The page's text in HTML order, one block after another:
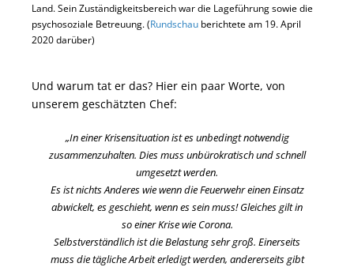
Land. Sein Zuständigkeitsbereich war die Lageführung sowie die
psychosoziale Betreuung. (Rundschau berichtete am 19. April
2020 darüber)
Und warum tat er das? Hier ein paar Worte, von
unserem geschätzten Chef:
„In einer Krisensituation ist es unbedingt notwendig
zusammenzuhalten. Dies muss unbürokratisch und schnell
umgesetzt werden.
Es ist nichts Anderes wie wenn die Feuerwehr einen Einsatz
abwickelt, es geschieht, wenn es sein muss! Gleiches gilt in
so einer Krise wie Corona.
Selbstverständlich ist die Belastung sehr groß. Einerseits
muss die tägliche Arbeit erledigt werden, andererseits gibt